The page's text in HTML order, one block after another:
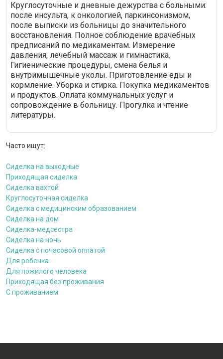
Круглосуточные и дневные дежурства с больными:
после инсульта, к онкологией, паркинсонизмом,
после выписки из больницы до значительного
восстановления. Полное соблюдение врачебных
предписаний по медикаментам. Измерение
давления, лечебный массаж и гимнастика.
Гигиенические процедуры, смена белья и
внутримышечные уколы. Приготовление еды и
кормление. Уборка и стирка. Покупка медикаментов
и продуктов. Оплата коммунальных услуг и
сопровождение в больницу. Прогулка и чтение
литературы.
Часто ищут:
Сиделка на выходные
Приходящая сиделка
Сиделка вахтой
Круглосуточная сиделка
Сиделка с медицинским образованием
Сиделка на дом
Сиделка-медсестра
Сиделка на ночь
Сиделка с почасовой оплатой
Для ребенка
Для пожилого человека
Приходящая без проживания
С проживанием